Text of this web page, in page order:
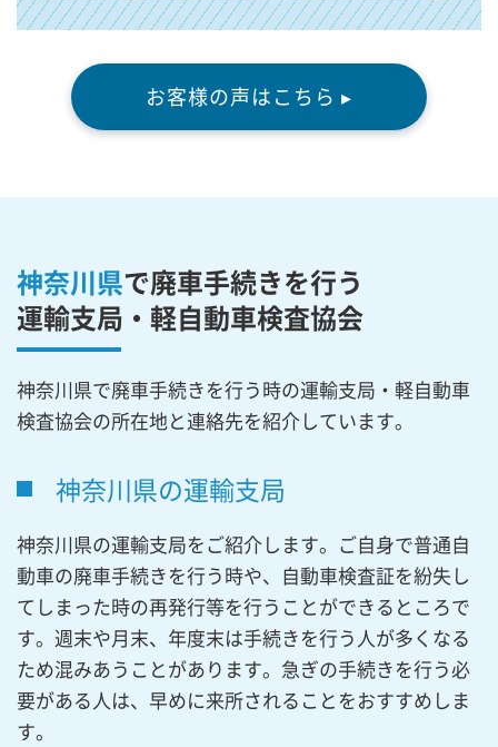
お客様の声はこちら ▸
神奈川県で廃車手続きを行う
運輸支局・軽自動車検査協会
神奈川県で廃車手続きを行う時の運輸支局・軽自動車
検査協会の所在地と連絡先を紹介しています。
神奈川県の運輸支局
神奈川県の運輸支局をご紹介します。ご自身で普通自
動車の廃車手続きを行う時や、自動車検査証を紛失し
てしまった時の再発行等を行うことができるところで
す。週末や月末、年度末は手続きを行う人が多くなる
ため混みあうことがあります。急ぎの手続きを行う必
要がある人は、早めに来所されることをおすすめしま
す。